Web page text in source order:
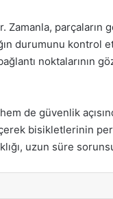
Zamanla, parçaların
durumunu kontrol
bağlantı
de güvenlik
bisikletlerinin
uzun süre